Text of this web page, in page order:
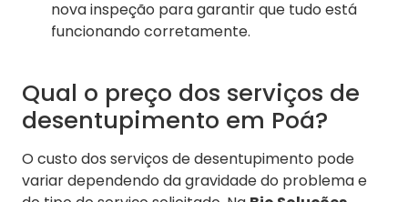
nova inspeção para garantir que tudo está
funcionando corretamente.
Qual o preço dos serviços de
desentupimento em Poá?
O custo dos serviços de desentupimento pode
variar dependendo da gravidade do problema e